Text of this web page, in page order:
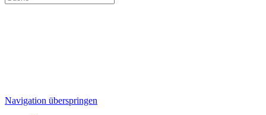
Navigation überspringen